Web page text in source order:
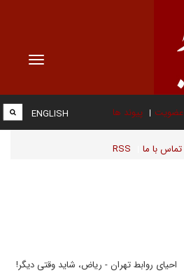
Toggle
عضویت پیوند ها
تماس با ما RSS
ENGLISH
احیای روابط تهران - ریاض، شاید وقتی دیگر!